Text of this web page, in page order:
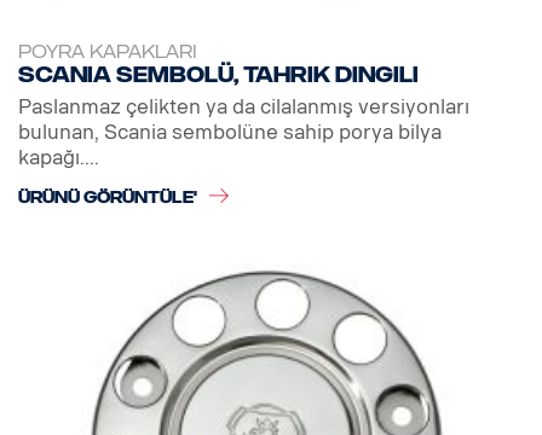
POYRA KAPAKLARI
Scania sembolü, tahrik dingili
Paslanmaz çelikten ya da cilalanmış versiyonları
bulunan, Scania sembolüne sahip porya bilya
kapağı....
ÜRÜNÜ GÖRÜNTÜLE'